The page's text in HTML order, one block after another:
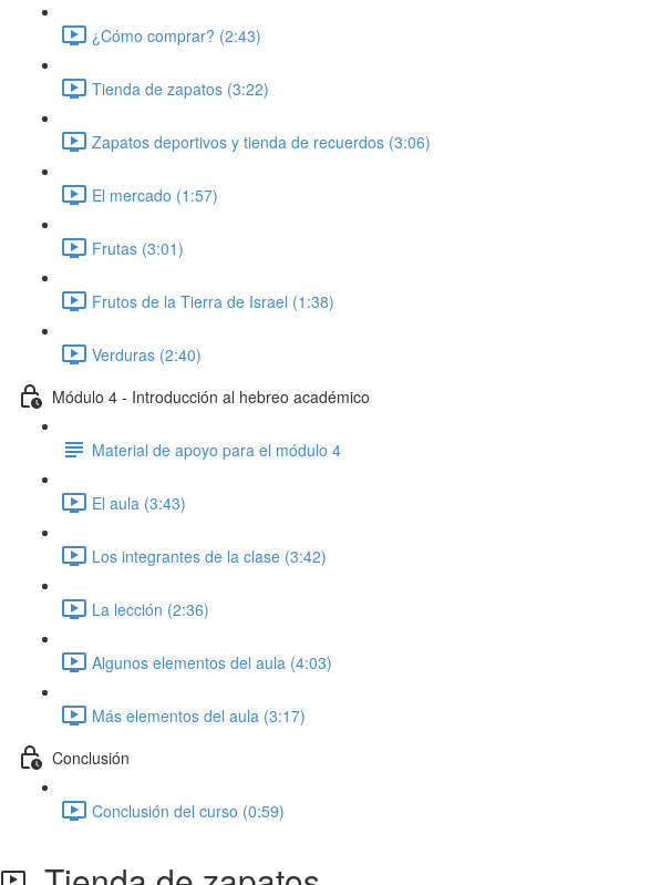
¿Cómo comprar? (2:43)
Tienda de zapatos (3:22)
Zapatos deportivos y tienda de recuerdos (3:06)
El mercado (1:57)
Frutas (3:01)
Frutos de la Tierra de Israel (1:38)
Verduras (2:40)
Módulo 4 - Introducción al hebreo académico
Material de apoyo para el módulo 4
El aula (3:43)
Los integrantes de la clase (3:42)
La lección (2:36)
Algunos elementos del aula (4:03)
Más elementos del aula (3:17)
Conclusión
Conclusión del curso (0:59)